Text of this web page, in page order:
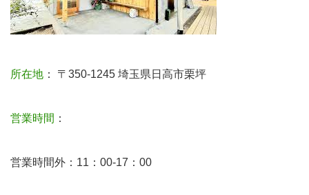
所在地 ： 〒350-1245 埼玉県日高市栗坪
営業時間 ：
営業時間外：11：00-17：00